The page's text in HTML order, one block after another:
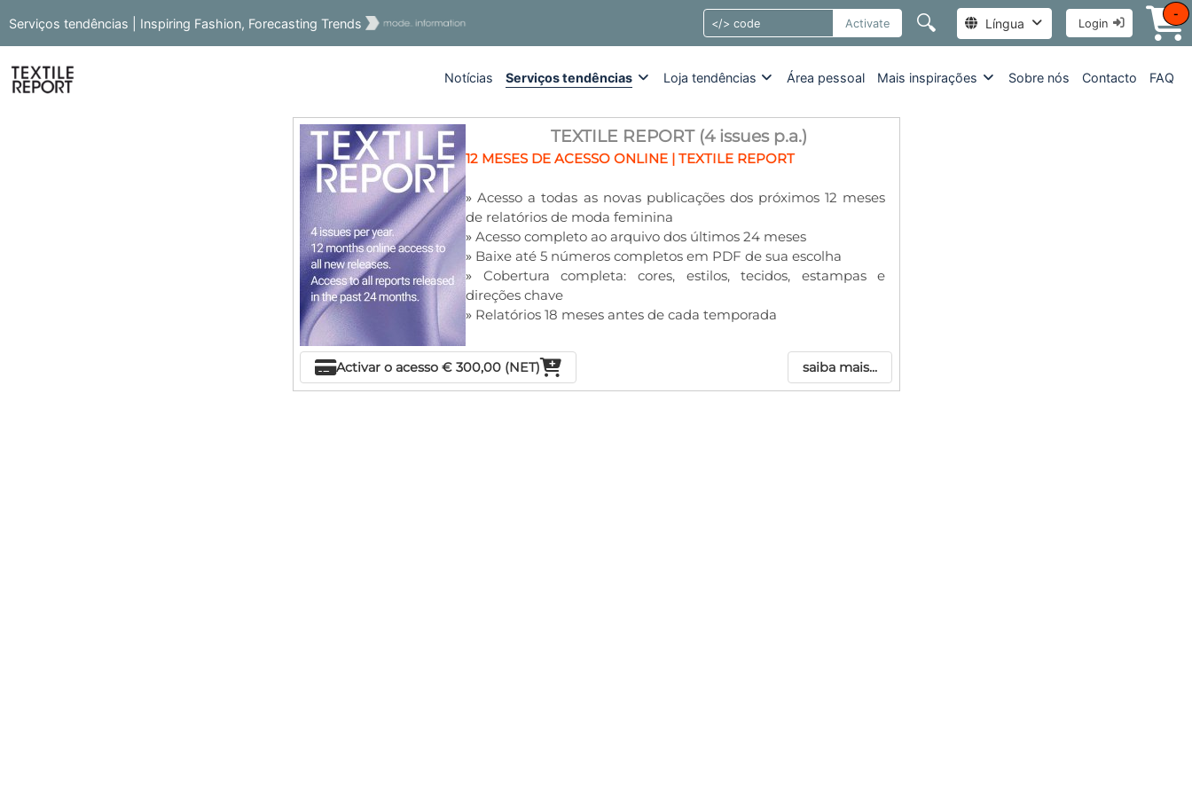
Serviços tendências | Inspiring Fashion, Forecasting Trends Activate 🔍 Língua Login
-
Notícias Serviços tendências Loja tendências Área pessoal Mais inspirações Sobre nós Contacto FAQ
TEXTILE REPORT (4 issues p.a.)
12 MESES DE ACESSO ONLINE | TEXTILE REPORT
» Acesso a todas as novas publicações dos próximos 12 meses
de relatórios de moda feminina
» Acesso completo ao arquivo dos últimos 24 meses
» Baixe até 5 números completos em PDF de sua escolha
» Cobertura completa: cores, estilos, tecidos, estampas e
direções chave
» Relatórios 18 meses antes de cada temporada
Activar o acesso € 300,00 (NET) saiba mais...